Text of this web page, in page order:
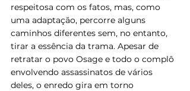
respeitosa com os fatos, mas, como
uma adaptação, percorre alguns
caminhos diferentes sem, no entanto,
tirar a essência da trama. Apesar de
retratar o povo Osage e todo o complô
envolvendo assassinatos de vários
deles, o enredo gira em torno